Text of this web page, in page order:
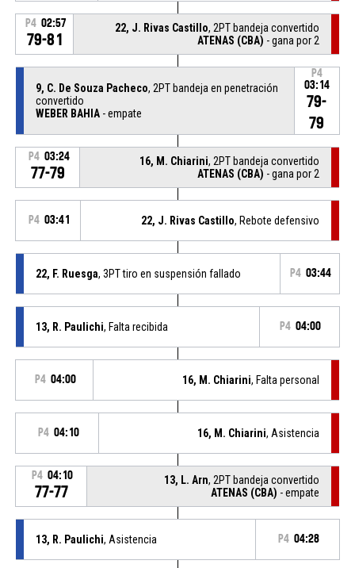
P4 02:57
79-81
22, J. Rivas Castillo, 2PT bandeja convertido
ATENAS (CBA) - gana por 2
9, C. De Souza Pacheco, 2PT bandeja en penetración
convertido
WEBER BAHIA- empate
P4
03:14
79-
79
P4 03:24
77-79
16, M. Chiarini, 2PT bandeja convertido
ATENAS (CBA) - gana por 2
P4 03:41 22, J. Rivas Castillo, Rebote defensivo
22, F. Ruesga, 3PT tiro en suspensión fallado P4 03:44
13, R. Paulichi, Falta recibida P4 04:00
P4 04:00 16, M. Chiarini, Falta personal
P4 04:10 16, M. Chiarini, Asistencia
P4 04:10
77-77
13, L. Arn, 2PT bandeja convertido
ATENAS (CBA) - empate
13, R. Paulichi, Asistencia P4 04:28